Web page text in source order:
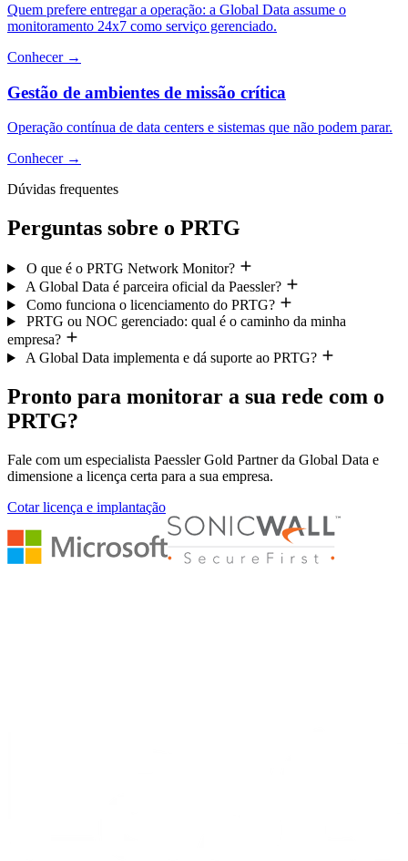
Quem prefere entregar a operação: a Global Data assume o
monitoramento 24x7 como serviço gerenciado.
Conhecer →
Gestão de ambientes de missão crítica
Operação contínua de data centers e sistemas que não podem parar.
Conhecer →
Dúvidas frequentes
Perguntas sobre o PRTG
O que é o PRTG Network Monitor?
A Global Data é parceira oficial da Paessler?
Como funciona o licenciamento do PRTG?
PRTG ou NOC gerenciado: qual é o caminho da minha
empresa?
A Global Data implementa e dá suporte ao PRTG?
Pronto para monitorar a sua rede com o
PRTG?
Fale com um especialista Paessler Gold Partner da Global Data e
dimensione a licença certa para a sua empresa.
Cotar licença e implantação